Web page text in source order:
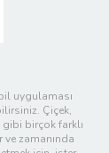
uygulaması
Çiçek,
gibi birçok farklı
ve zamanında